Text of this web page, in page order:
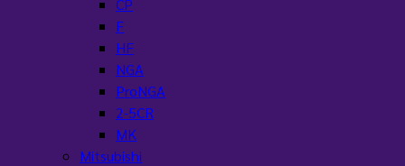
F
HF
NGA
ProNGA
2-5CR
MK
Mitsubishi